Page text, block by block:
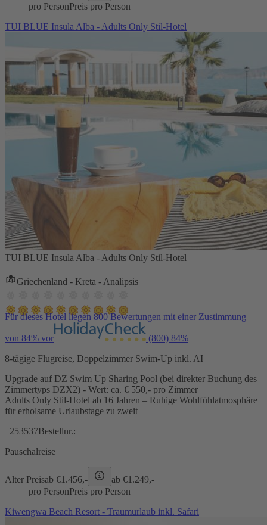
pro PersonPreis pro Person
TUI BLUE Insula Alba - Adults Only Stil-Hotel
TUI BLUE Insula Alba - Adults Only Stil-Hotel
Griechenland - Kreta - Analipsis
Für dieses Hotel liegen 800 Bewertungen mit einer Zustimmung
von 84% vor (800) 84%
8-tägige Flugreise, Doppelzimmer Swim-Up inkl. AI
Upgrade auf DZ Swim Up Sharing Pool (bei direkter Buchung des
Zimmertyps DZX2) - Wert: ca. € 550,- pro Zimmer
Adults Only Stil-Hotel ab 16 Jahren – Ruhige Wohlfühlatmosphäre
für erholsame Urlaubstage zu zweit
253537Bestellnr.:
Pauschalreise
Alter Preisab €1.456,- ab €1.249,-
pro PersonPreis pro Person
Kiwengwa Beach Resort - Traumurlaub inkl. Safari